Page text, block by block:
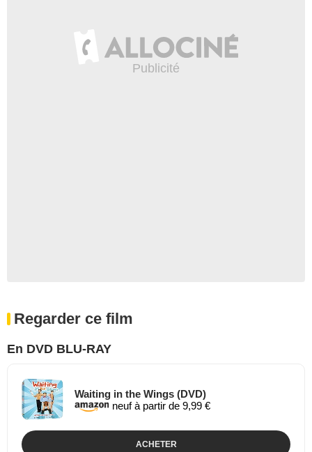
Regarder ce film
En DVD BLU-RAY
Waiting in the Wings (DVD)
neuf à partir de 9,99 €
ACHETER